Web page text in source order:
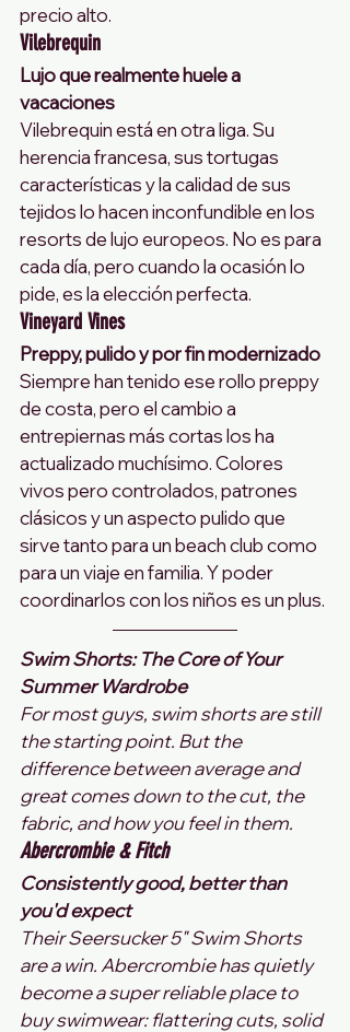
precio alto.
Vilebrequin
Lujo que realmente huele a
vacaciones
Vilebrequin está en otra liga. Su
herencia francesa, sus tortugas
características y la calidad de sus
tejidos lo hacen inconfundible en los
resorts de lujo europeos. No es para
cada día, pero cuando la ocasión lo
pide, es la elección perfecta.
Vineyard Vines
Preppy, pulido y por fin modernizado
Siempre han tenido ese rollo preppy
de costa, pero el cambio a
entrepiernas más cortas los ha
actualizado muchísimo. Colores
vivos pero controlados, patrones
clásicos y un aspecto pulido que
sirve tanto para un beach club como
para un viaje en familia. Y poder
coordinarlos con los niños es un plus.
Swim Shorts: The Core of Your
Summer Wardrobe
For most guys, swim shorts are still
the starting point. But the
difference between average and
great comes down to the cut, the
fabric, and how you feel in them.
Abercrombie & Fitch
Consistently good, better than
you'd expect
Their Seersucker 5" Swim Shorts
are a win. Abercrombie has quietly
become a super reliable place to
buy swimwear: flattering cuts, solid